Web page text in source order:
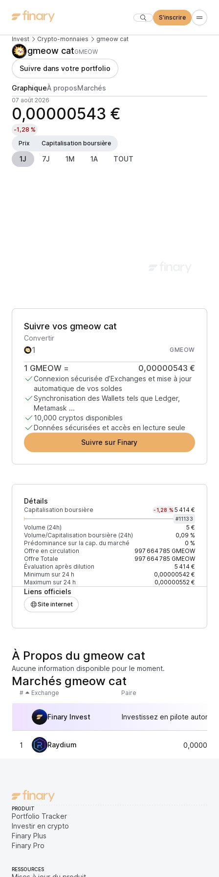
S'inscrire
Invest Crypto-monnaies gmeow cat
gmeow catGMEOW
Suivre dans votre portfolio
GraphiqueÀ proposMarchés
07 août 2026
0,00000543 €
-1,28 %
Prix
Capitalisation boursière
1J 7J 1M 1A TOUT
Suivre vos gmeow cat
Convertir
GMEOW
1 GMEOW = 0,00000543 €
Connexion sécurisée d’Exchanges et mise à jour
automatique de vos soldes
Synchronisation des Wallets tels que Ledger,
Metamask ...
10,000 cryptos disponibles
Données sécurisées et accès en lecture seule
Suivre sur Finary
Détails
Capitalisation boursière -1,28 % 5 414 €
#11133
Volume (24h)
5 €
Volume/Capitalisation boursière (24h)
0,09 %
Prédominance sur la cap. du marché
0 %
Offre en circulation
997 664 785 GMEOW
Offre Totale
997 664 785 GMEOW
Évaluation après dilution
5 414 €
Minimum sur 24 h
0,00000542 €
Maximum sur 24 h
0,00000552 €
Liens officiels
Site internet
À Propos du gmeow cat
Aucune information disponible pour le moment.
Marchés gmeow cat
# Exchange Paire
Finary Invest Investissez en pilote
1 Raydium
PRODUIT
Portfolio Tracker
Investir en crypto
Finary Plus
Finary Pro
RESSOURCES